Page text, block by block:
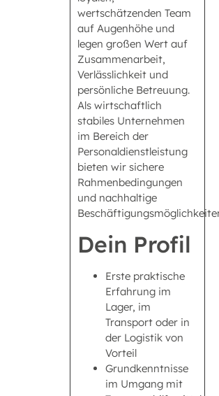
wertschätzenden Team
auf Augenhöhe und
legen großen Wert auf
Zusammenarbeit,
Verlässlichkeit und
persönliche Betreuung.
Als wirtschaftlich
stabiles Unternehmen
im Bereich der
Personaldienstleistung
bieten wir sichere
Rahmenbedingungen
und nachhaltige
Dein Profil
Erste praktische
Erfahrung im
Lager, im
Transport oder in
der Logistik von
Vorteil
Grundkenntnisse
im Umgang mit